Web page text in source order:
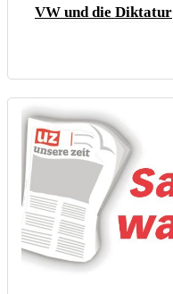
VW und die Diktatur